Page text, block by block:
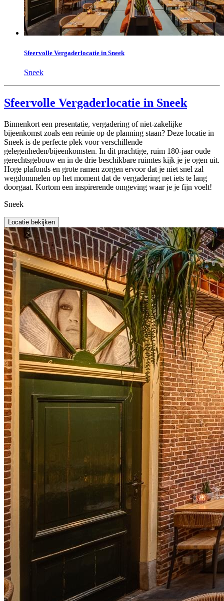
Sfeervolle Vergaderlocatie in Sneek
Sneek
Sfeervolle Vergaderlocatie in Sneek
Binnenkort een presentatie, vergadering of niet-zakelijke
bijeenkomst zoals een reünie op de planning staan? Deze locatie in
Sneek is de perfecte plek voor verschillende
gelegenheden/bijeenkomsten. In dit prachtige, ruim 180-jaar oude
gerechtsgebouw en in de drie beschikbare ruimtes kijk je je ogen uit.
Hoge plafonds en grote ramen zorgen ervoor dat je niet snel zal
wegdommelen op het moment dat de vergadering net iets te lang
doorgaat. Kortom een inspirerende omgeving waar je je fijn voelt!
Sneek
Locatie bekijken